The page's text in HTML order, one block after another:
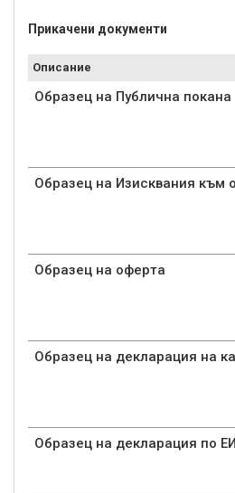
Прикачени документи
Описание
Образец на Публична покана
Образец на Изисквания към
Образец на оферта
Образец на декларация на
Образец на декларация по